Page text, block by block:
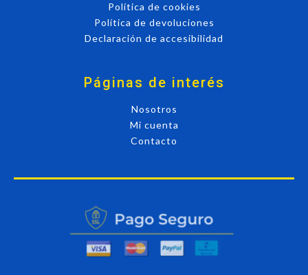
Política de cookies
Política de devoluciones
Declaración de accesibilidad
Páginas de interés
Nosotros
Mi cuenta
Contacto